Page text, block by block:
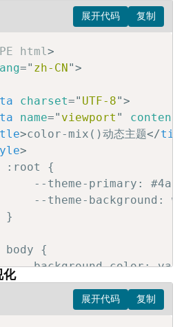
html>
=" zh-CN ">
charset=" UTF-8">
name=" viewport " content
>color-mix()动态主题</title
>
:root {
--theme-primary:
--theme-background:
}
body {
background-color:
color: color-mix(in
transition: all 0.3s
}
化